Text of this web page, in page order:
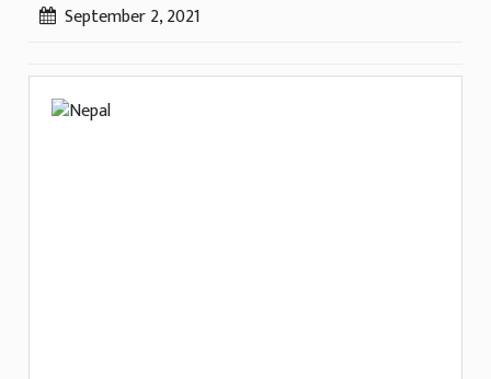
September 2, 2021